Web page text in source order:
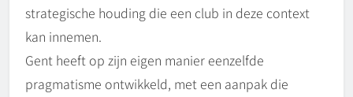
strategische houding die een club in deze context
kan innemen.
Gent heeft op zijn eigen manier eenzelfde
pragmatisme ontwikkeld, met een aanpak die